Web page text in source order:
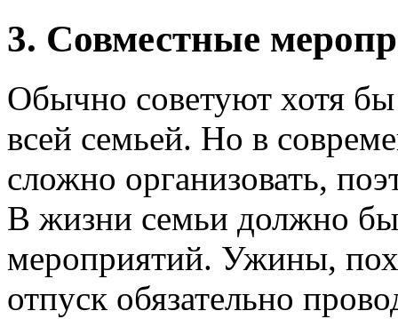
3. Совместные
Обычно советуют хотя
всей семьей. Но в
сложно организовать,
В жизни семьи должно
мероприятий. Ужины,
отпуск обязательно